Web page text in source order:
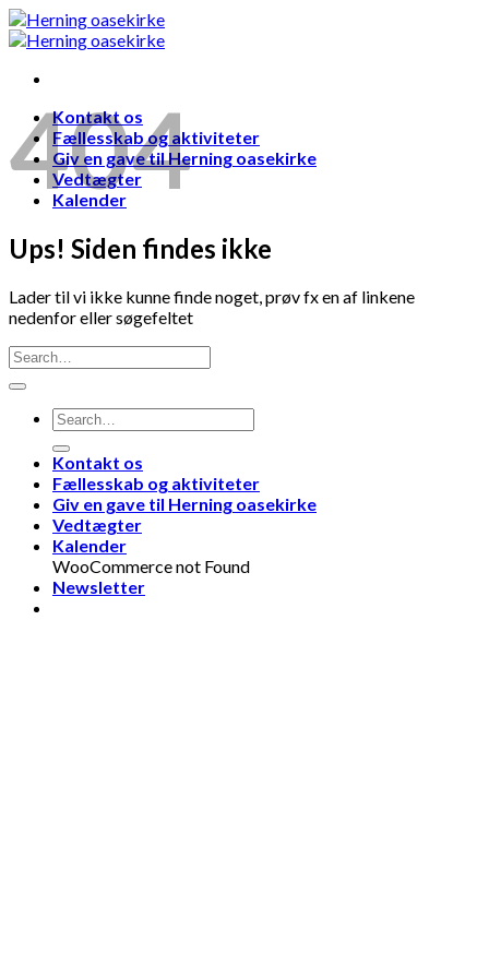
Skip
to
Kontakt os
Fællesskab og aktiviteter
Giv en gave til Herning oasekirke
Vedtægter
Kalender
404
Ups! Siden findes ikke
Lader til vi ikke kunne finde noget, prøv fx en af linkene
nedenfor eller søgefeltet
Kontakt os
Fællesskab og aktiviteter
Giv en gave til Herning oasekirke
Vedtægter
Kalender
WooCommerce not Found
Newsletter